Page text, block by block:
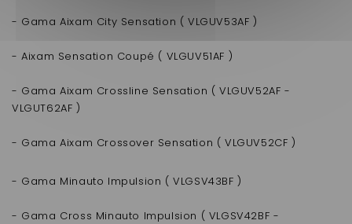
- Gama Aixam City Sensation ( VLGUV53AF )
- Aixam Sensation Coupé ( VLGUV51AF )
- Gama Aixam Crossline Sensation ( VLGUV52AF -
VLGUT62AF )
- Gama Aixam Crossover Sensation ( VLGUV52CF )
- Gama Minauto Impulsion ( VLGSV43BF )
- Gama Cross Minauto Impulsion ( VLGSV42BF -